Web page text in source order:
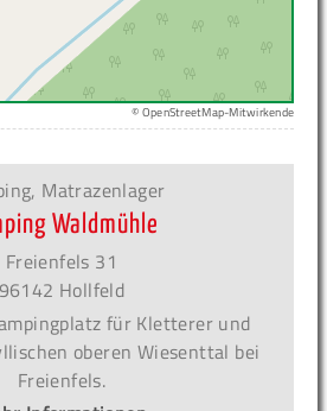
© OpenStreetMap-Mitwirkende
Matrazenlager
Waldmühle
Freienfels 31
96142 Hollfeld
für Kletterer und
oberen Wiesenttal bei
Freienfels.